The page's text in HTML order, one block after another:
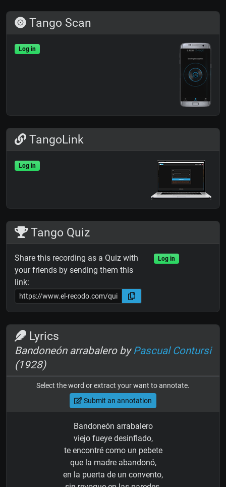
Tango Scan
Log in
TangoLink
Log in
Tango Quiz
Share this recording as a Quiz with
your friends by sending them this
link:
Log in
Lyrics
Bandoneón arrabalero byPascual Contursi
(1928)
Select the word or extract your want to annotate.
Submit an annotation
Bandoneón arrabalero
viejo fueye desinflado,
te encontré como un pebete
que la madre abandonó,
en la puerta de un convento,